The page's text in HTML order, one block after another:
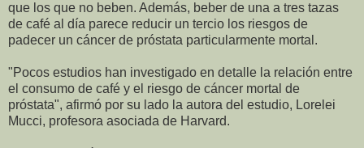
que los que no beben. Además, beber de una a tres tazas
de café al día parece reducir un tercio los riesgos de
padecer un cáncer de próstata particularmente mortal.
"Pocos estudios han investigado en detalle la relación entre
el consumo de café y el riesgo de cáncer mortal de
próstata", afirmó por su lado la autora del estudio, Lorelei
Mucci, profesora asociada de Harvard.